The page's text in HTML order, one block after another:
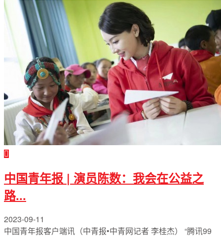
中国青年报 | 演员陈数：我会在公益之
路...
2023-09-11
中国青年报客户端讯（中青报•中青网记者 李桂杰） “腾讯99